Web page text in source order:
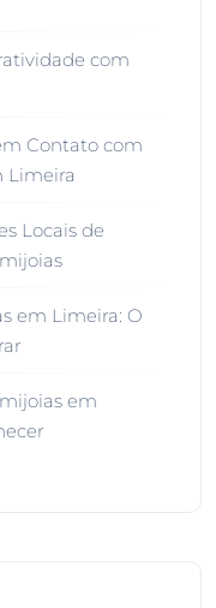
com
Contato com
Limeira
Locais de
em Limeira: O
em